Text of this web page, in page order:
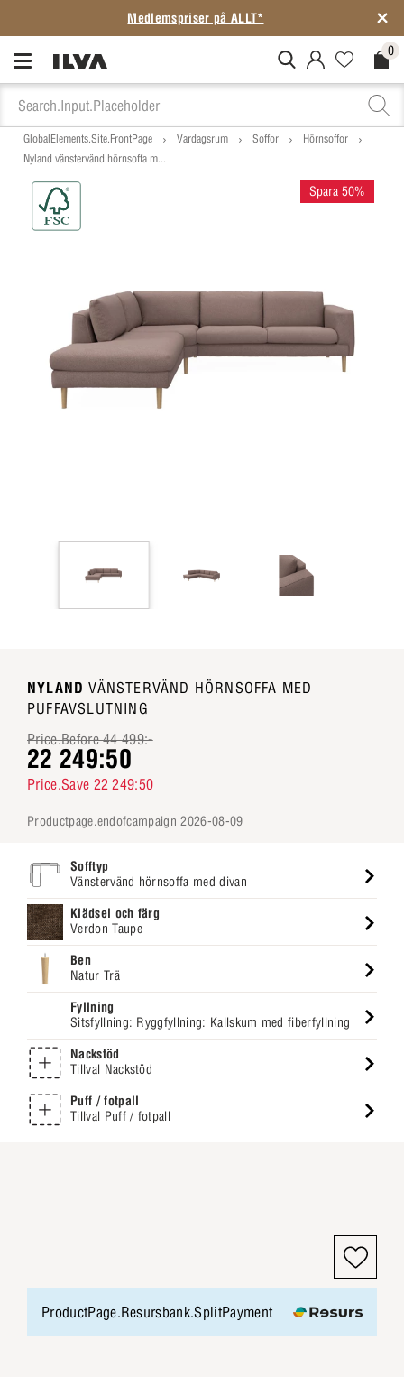
MitIlva.Login 0
GlobalElements.Site.FrontPage Vardagsrum Soffor
Hörnsoffor
Nyland vänstervänd hörnsoffa m...
Spara 50%
NYLAND VÄNSTERVÄND HÖRNSOFFA MED
PUFFAVSLUTNING
Price.Before 44 499:-
22 249:50
Price.Save 22 249:50
productpage.endofcampaign 2026-08-09
Sofftyp
Vänstervänd hörnsoffa med divan
Klädsel och färg
Verdon Taupe
Ben
Natur Trä
Fyllning
Sitsfyllning: Ryggfyllning: Kallskum med fiberfyllning
Nackstöd
Tillval Nackstöd
Puff / fotpall
Tillval Puff / fotpall
ProductPage.Resursbank.SplitPayment